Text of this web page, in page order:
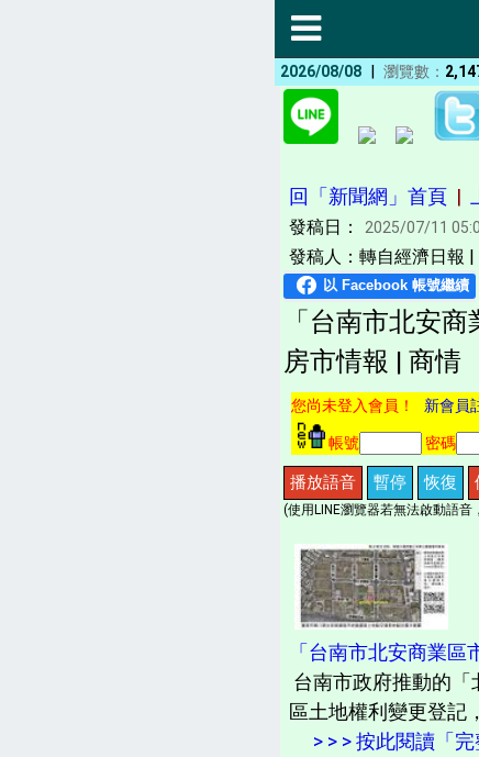
2026/08/08 | 瀏覽數：
回「新聞網」首頁 |
發稿日： 2025/07/11
發稿人：轉自經濟日報 |
「台南市北安
房市情報 | 商情
您尚未登入會員！ 新會員
帳號 密碼
播放語音 暫停 恢復
(使用LINE瀏覽器若無法啟動語
「台南市北安商業
台南市政府推動的
區土地權利變更登記
> > > 按此閱讀「完